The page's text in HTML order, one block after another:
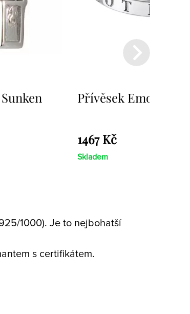
Coin
Přívěsek Emozioni
1467 Kč
Skladem
1000). Je to nejbohatší
s certifikátem.